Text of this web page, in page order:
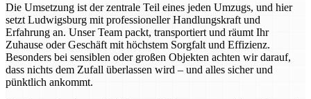
Die Umsetzung ist der zentrale Teil eines jeden Umzugs, und hier
setzt Ludwigsburg mit professioneller Handlungskraft und
Erfahrung an. Unser Team packt, transportiert und räumt Ihr
Zuhause oder Geschäft mit höchstem Sorgfalt und Effizienz.
Besonders bei sensiblen oder großen Objekten achten wir darauf,
dass nichts dem Zufall überlassen wird – und alles sicher und
pünktlich ankommt.